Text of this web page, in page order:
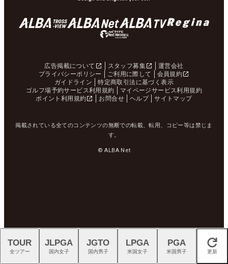
広告掲載について スタッフ募集
運営会社
プライバシーポリシー
ご利用に際して
会員規約
ガイドライン
特定商取引法に基づく表示
ゴルフ場予約サービス利用規約
マイページサービス利用規約
ポイント利用規約
お問合せ ヘルプ サイトマップ
掲載されている全てのコンテンツの無断での転載、転用、コピー等は禁じま
す。
© ALBA Net
閉じる
TOUR
全ツアー
JLPGA
国内女子
JGTO
国内男子
LPGA
米国女子
PGA
米国男子 更新